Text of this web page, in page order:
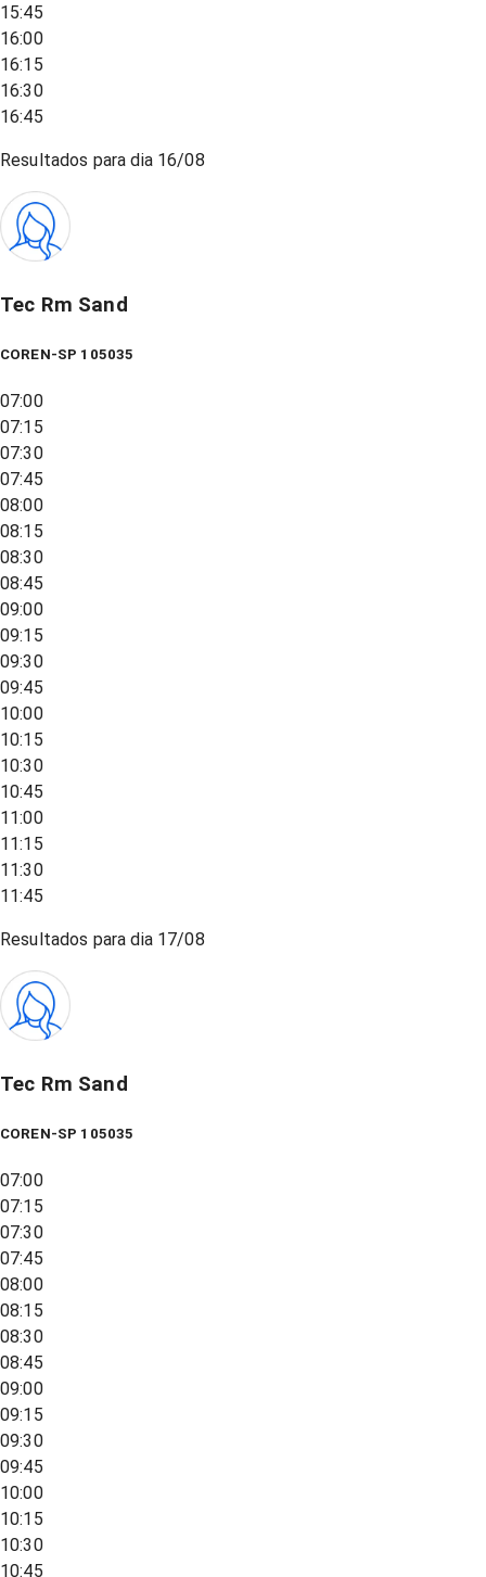
15:45
16:00
16:15
16:30
16:45
Resultados para dia 16/08
Tec Rm Sand
COREN-SP 105035
07:00
07:15
07:30
07:45
08:00
08:15
08:30
08:45
09:00
09:15
09:30
09:45
10:00
10:15
10:30
10:45
11:00
11:15
11:30
11:45
Resultados para dia 17/08
Tec Rm Sand
COREN-SP 105035
07:00
07:15
07:30
07:45
08:00
08:15
08:30
08:45
09:00
09:15
09:30
09:45
10:00
10:15
10:30
10:45